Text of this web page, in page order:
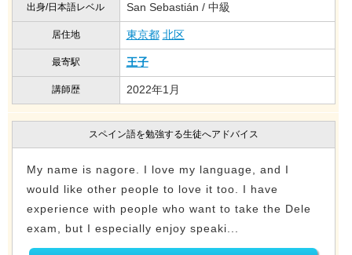
出身/日本語レベル San Sebastián / 中級
居住地 東京都 北区
最寄駅 王子
講師歴 2022年1月
スペイン語を勉強する生徒へアドバイス
My name is nagore. I love my language, and I
would like other people to love it too. I have
experience with people who want to take the Dele
exam, but I especially enjoy speaki...